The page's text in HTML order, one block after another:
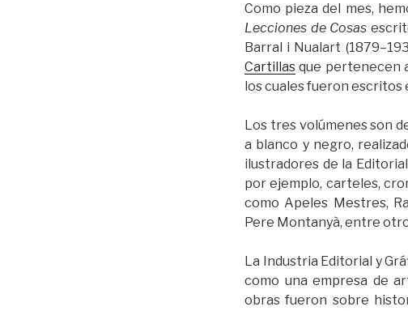
Como pieza del mes,
Lecciones de Cosas
Barral i Nualart
Cartillas que pertenecen
los cuales fueron escritos
Los tres volúmenes son
a blanco y negro,
ilustradores de la
por ejemplo, carteles,
como Apeles Mestres,
Pere Montanyà, entre
La Industria Editorial y
como una empresa de
obras fueron sobre